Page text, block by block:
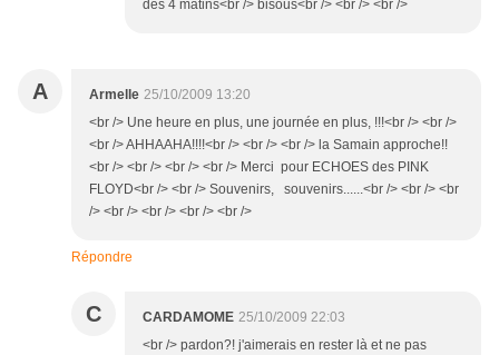
des 4 matins<br /> bisous<br /> <br /> <br />
A Armelle 25/10/2009 13:20
<br /> Une heure en plus, une journée en plus, !!!<br /> <br />
<br /> AHHAAHA!!!!<br /> <br /> <br /> la Samain approche!!
<br /> <br /> <br /> <br /> Merci pour ECHOES des PINK
FLOYD<br /> <br /> Souvenirs, souvenirs......<br /> <br /> <br
/> <br /> <br /> <br /> <br />
Répondre
C CARDAMOME 25/10/2009 22:03
<br /> pardon?! j'aimerais en rester là et ne pas